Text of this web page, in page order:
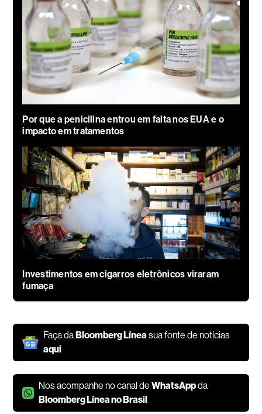
Por que a penicilina entrou em falta nos EUA e o
impacto em tratamentos
Investimentos em cigarros eletrônicos viraram
fumaça
Faça daBloomberg Líneasua fonte de notícias
aqui
Nos acompanhe no canal deWhatsAppda
Bloomberg Línea no Brasil